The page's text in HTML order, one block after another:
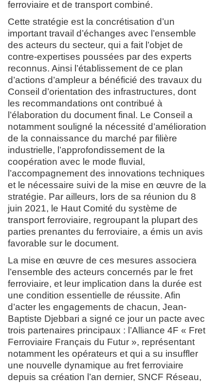
ferroviaire et de transport combiné.
Cette stratégie est la concrétisation d’un
important travail d’échanges avec l’ensemble
des acteurs du secteur, qui a fait l’objet de
contre-expertises poussées par des experts
reconnus. Ainsi l’établissement de ce plan
d’actions d’ampleur a bénéficié des travaux du
Conseil d’orientation des infrastructures, dont
les recommandations ont contribué à
l’élaboration du document final. Le Conseil a
notamment souligné la nécessité d’amélioration
de la connaissance du marché par filière
industrielle, l’approfondissement de la
coopération avec le mode fluvial,
l’accompagnement des innovations techniques
et le nécessaire suivi de la mise en œuvre de la
stratégie. Par ailleurs, lors de sa réunion du 8
juin 2021, le Haut Comité du système de
transport ferroviaire, regroupant la plupart des
parties prenantes du ferroviaire, a émis un avis
favorable sur le document.
La mise en œuvre de ces mesures associera
l’ensemble des acteurs concernés par le fret
ferroviaire, et leur implication dans la durée est
une condition essentielle de réussite. Afin
d’acter les engagements de chacun, Jean-
Baptiste Djebbari a signé ce jour un pacte avec
trois partenaires principaux : l’Alliance 4F « Fret
Ferroviaire Français du Futur », représentant
notamment les opérateurs et qui a su insuffler
une nouvelle dynamique au fret ferroviaire
depuis sa création l’an dernier, SNCF Réseau,